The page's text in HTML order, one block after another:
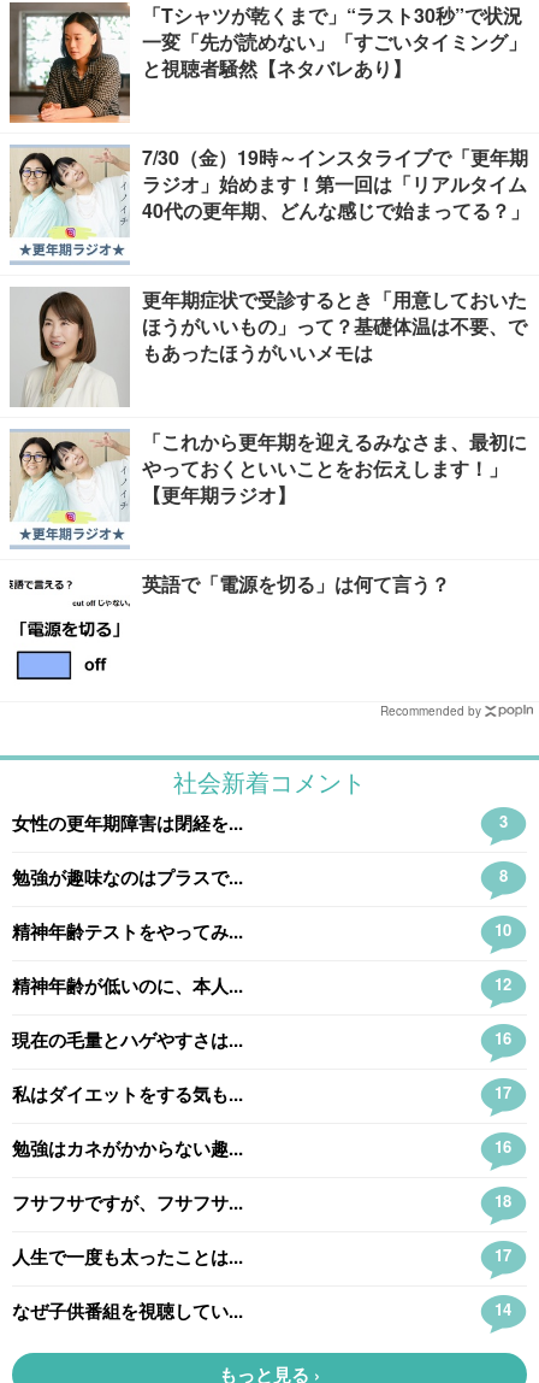
「Tシャツが乾くまで」“ラスト30秒”で状況
一変「先が読めない」「すごいタイミング」
と視聴者騒然【ネタバレあり】
7/30（金）19時～インスタライブで「更年期
ラジオ」始めます！第一回は「リアルタイム
40代の更年期、どんな感じで始まってる？」
更年期症状で受診するとき「用意しておいた
ほうがいいもの」って？基礎体温は不要、で
もあったほうがいいメモは
「これから更年期を迎えるみなさま、最初に
やっておくといいことをお伝えします！」
【更年期ラジオ】
英語で「電源を切る」は何て言う？
Recommended by